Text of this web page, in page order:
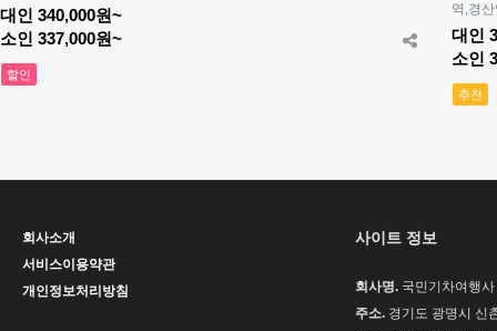
대인 340,000원~
소인 337,000원~
할인
역,경
대인
소인
추천
회사소개
서비스이용약관
개인정보처리방침
사이트 정보
회사명. 국민기차여행사
주소. 경기도 광명시 신